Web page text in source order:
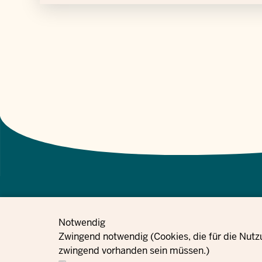
Notwendig
Zwingend notwendig (Cookies, die für die
zwingend vorhanden sein müssen.)
الطلبات بصمة
معلومات حماية
البيانات
إعدادات ملفات تعريف
الارتباط